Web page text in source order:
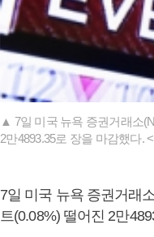
▲ 7일 미국 뉴욕 증권거래소
2만4893.35로 장을 마감했다.
7일 미국 뉴욕 증권거래
트(0.08%) 떨어진 2만